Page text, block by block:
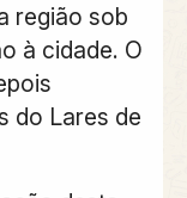
região sob
à cidade. O
do Lares de